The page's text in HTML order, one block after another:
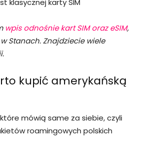
wpis odnośnie kart SIM oraz eSIM,
Stanach. Znajdziecie wiele
kupić amerykańską
mówią same za siebie, czyli
roamingowych polskich